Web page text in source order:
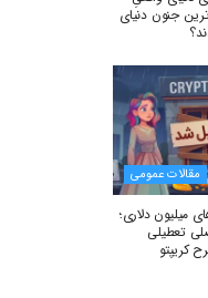
جنون دنیای
مقالات عمومی
میلیون دلاری؛
اصلی تعطیلی
کریپتو